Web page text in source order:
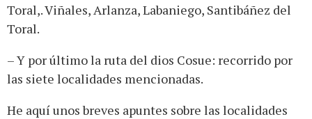
Toral,. Viñales, Arlanza, Labaniego, Santibáñez del
Toral.
– Y por último la ruta del dios Cosue: recorrido por
las siete localidades mencionadas.
He aquí unos breves apuntes sobre las localidades